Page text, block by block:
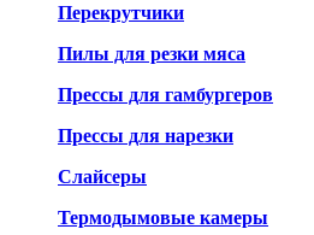
Перекрутчики
Пилы для резки мяса
Прессы для гамбургеров
Прессы для нарезки
Слайсеры
Термодымовые камеры